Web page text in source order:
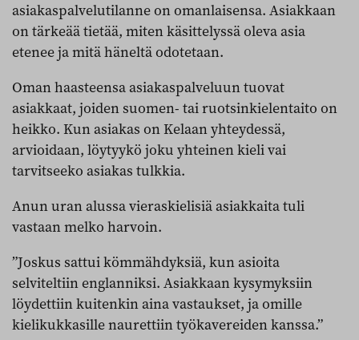
asiakaspalvelutilanne on omanlaisensa. Asiakkaan
on tärkeää tietää, miten käsittelyssä oleva asia
etenee ja mitä häneltä odotetaan.
Oman haasteensa asiakaspalveluun tuovat
asiakkaat, joiden suomen- tai ruotsinkielentaito on
heikko. Kun asiakas on Kelaan yhteydessä,
arvioidaan, löytyykö joku yhteinen kieli vai
tarvitseeko asiakas tulkkia.
Anun uran alussa vieraskielisiä asiakkaita tuli
vastaan melko harvoin.
”Joskus sattui kömmähdyksiä, kun asioita
selviteltiin englanniksi. Asiakkaan kysymyksiin
löydettiin kuitenkin aina vastaukset, ja omille
kielikukkasille naurettiin työkavereiden kanssa.”